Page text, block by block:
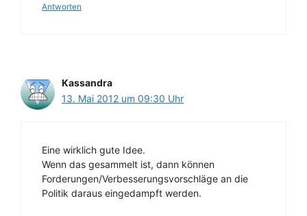
Antworten
Kassandra
13. Mai 2012 um 09:30 Uhr
Eine wirklich gute Idee.
Wenn das gesammelt ist, dann können
Forderungen/Verbesserungsvorschläge an die
Politik daraus eingedampft werden.